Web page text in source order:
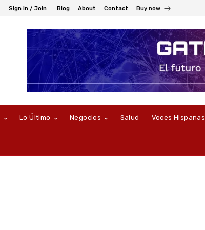
Sign in / Join Blog About Contact Buy now
Lo Último Negocios Salud Voces Hispanas